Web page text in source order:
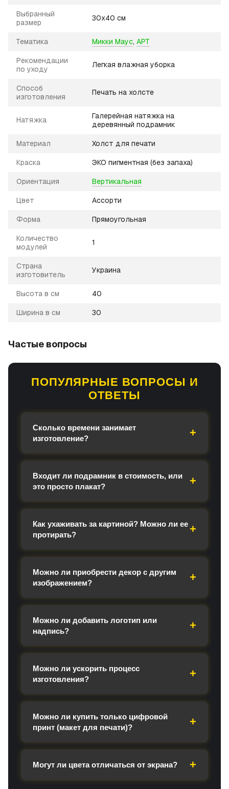
Выбранный
размер
30х40 см
Тематика Микки Маус, АРТ
Рекомендации
по уходу
Легкая влажная уборка
Способ
изготовления
Печать на холсте
Натяжка
Галерейная натяжка на
деревянный подрамник
Материал Холст для печати
Краска ЭКО пигментная (без запаха)
Ориентация Вертикальная
Цвет Ассорти
Форма Прямоугольная
Количество
модулей
1
Страна
изготовитель
Украина
Высота в см 40
Ширина в см 30
Частые вопросы
ПОПУЛЯРНЫЕ ВОПРОСЫ И
ОТВЕТЫ
Сколько времени занимает
изготовление?
Входит ли подрамник в стоимость, или
это просто плакат?
Как ухаживать за картиной? Можно ли ее
протирать?
Можно ли приобрести декор с другим
изображением?
Можно ли добавить логотип или
надпись?
Можно ли ускорить процесс
изготовления?
Можно ли купить только цифровой
принт (макет для печати)?
Могут ли цвета отличаться от экрана?